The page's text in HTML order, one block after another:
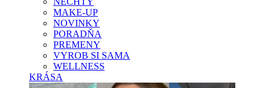
MAKE-UP
NOVINKY
PORADŇA
PREMENY
VYROB SI SAMA
WELLNESS
KRÁSA